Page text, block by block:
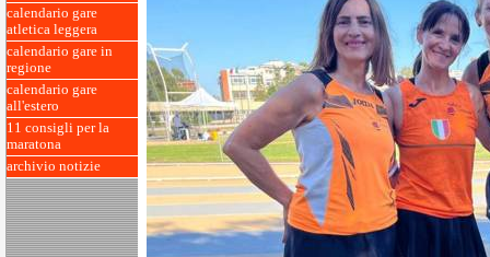
calendario gare
atletica leggera
calendario gare in
regione
calendario gare
all'estero
11 consigli per la
maratona
archivio notizie